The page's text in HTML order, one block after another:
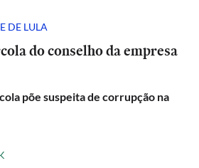
DE LULA
do conselho da empresa
põe suspeita de corrupção na